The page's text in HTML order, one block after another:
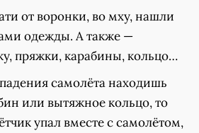
от воронки, во мху, нашли
одежды. А также —
пряжки, карабины, кольцо…
самолёта находишь
или вытяжное кольцо, то
упал вместе с самолётом,